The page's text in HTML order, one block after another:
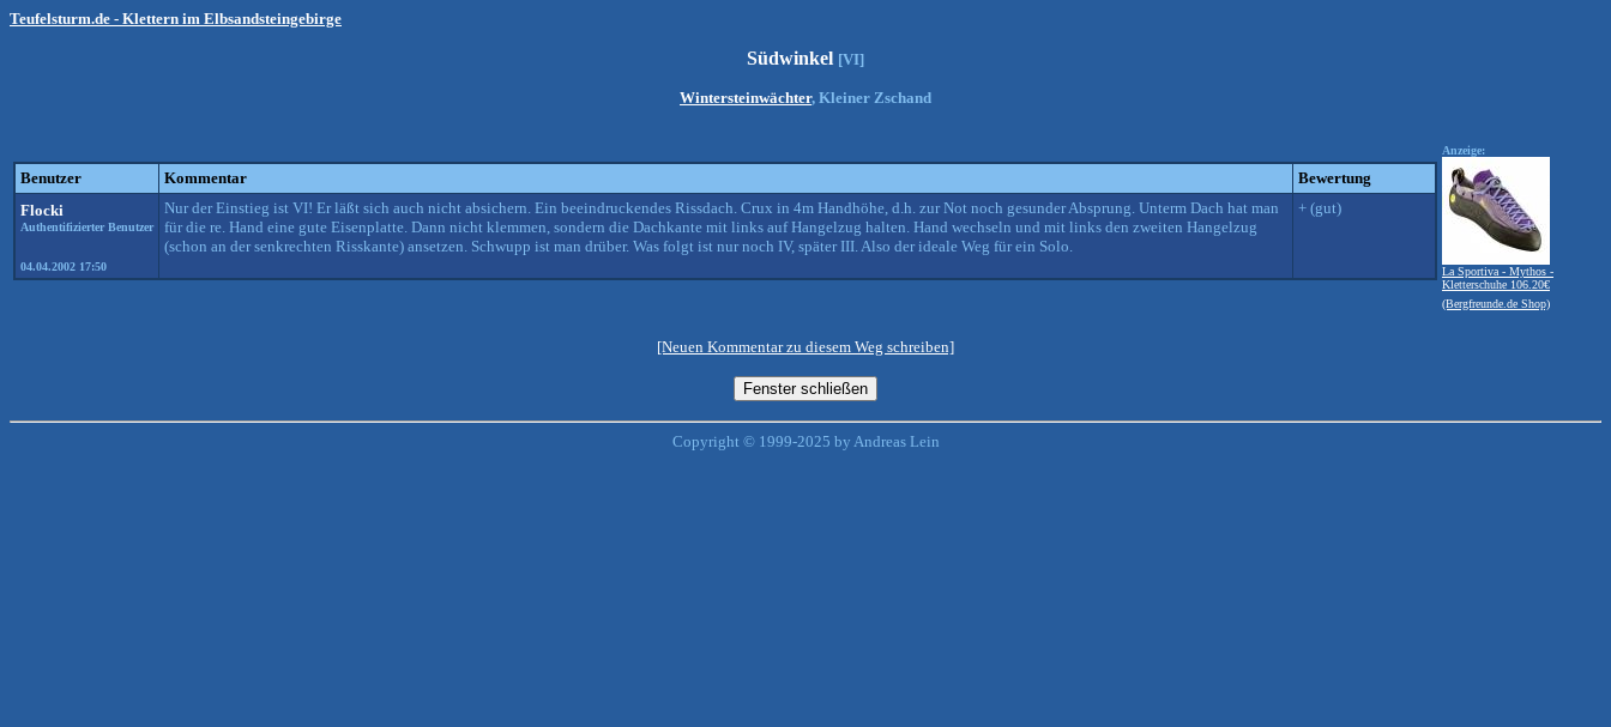
Teufelsturm.de - Klettern im Elbsandsteingebirge
Südwinkel [VI]
Wintersteinwächter, Kleiner Zschand
Benutzer Kommentar
Bewertung
Flocki
Authentifizierter Benutzer
04.04.2002 17:50
Nur der Einstieg ist VI! Er läßt sich auch nicht absichern. Ein beeindruckendes Rissdach. Crux in 4m Handhöhe, d.h. zur Not noch gesunder Absprung. Unterm Dach hat man
für die re. Hand eine gute Eisenplatte. Dann nicht klemmen, sondern die Dachkante mit links auf Hangelzug halten. Hand wechseln und mit links den zweiten Hangelzug
(schon an der senkrechten Risskante) ansetzen. Schwupp ist man drüber. Was folgt ist nur noch IV, später III. Also der ideale Weg für ein Solo.
+ (gut)
Anzeige:
La Sportiva - Mythos -
Kletterschuhe 106.20€
(Bergfreunde.de Shop)
[Neuen Kommentar zu diesem Weg schreiben]
Copyright © 1999-2025 by Andreas Lein